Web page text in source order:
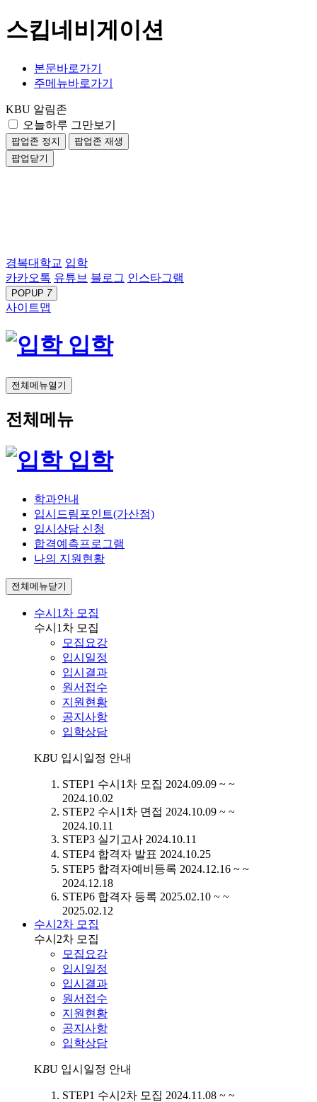
스킵네비게이션
본문바로가기
주메뉴바로가기
KBU 알림존
오늘하루 그만보기
팝업존 정지
팝업존 재생
팝업닫기
경복대학교 입학
카카오톡 유튜브 블로그 인스타그램
POPUP 7
사이트맵
입학
전체메뉴열기
전체메뉴
입학
학과안내
입시드림포인트(가산점)
입시상담 신청
합격예측프로그램
나의 지원현황
전체메뉴닫기
수시1차 모집
수시1차 모집
모집요강
입시일정
입시결과
원서접수
지원현황
공지사항
입학상담
KBU 입시일정 안내
STEP1 수시1차 모집 2024.09.09 ~ ~
2024.10.02
STEP2 수시1차 면접 2024.10.09 ~ ~
2024.10.11
STEP3 실기고사 2024.10.11
STEP4 합격자 발표 2024.10.25
STEP5 합격자예비등록 2024.12.16 ~ ~
2024.12.18
STEP6 합격자 등록 2025.02.10 ~ ~
2025.02.12
수시2차 모집
수시2차 모집
모집요강
입시일정
입시결과
원서접수
지원현황
공지사항
입학상담
KBU 입시일정 안내
STEP1 수시2차 모집 2024.11.08 ~ ~